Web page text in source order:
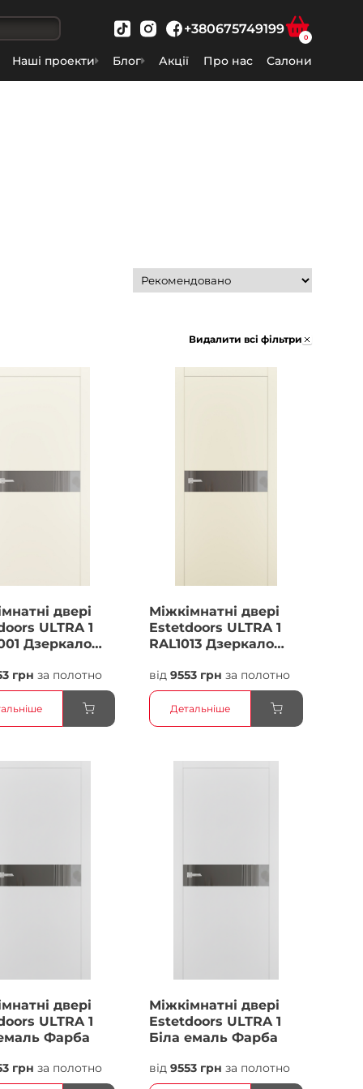
+380675749199
0
Наші проекти Блог Акції Про нас Салони
Видалити всі фільтри
двері
ULTRA 1
Дзеркало
грн за полотно
Міжкімнатні двері
Estetdoors ULTRA 1
RAL1013 Дзеркало
від 9553 грн за полотно
Детальніше
двері
ULTRA 1
Фарба
грн за полотно
Міжкімнатні двері
Estetdoors ULTRA 1
Біла емаль Фарба
від 9553 грн за полотно